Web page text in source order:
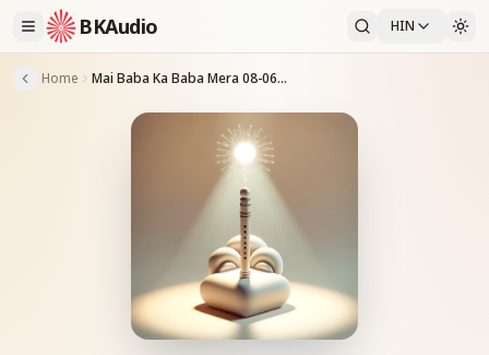
BKAudio HIN
Home Mai Baba Ka Baba Mera 08-06-2025